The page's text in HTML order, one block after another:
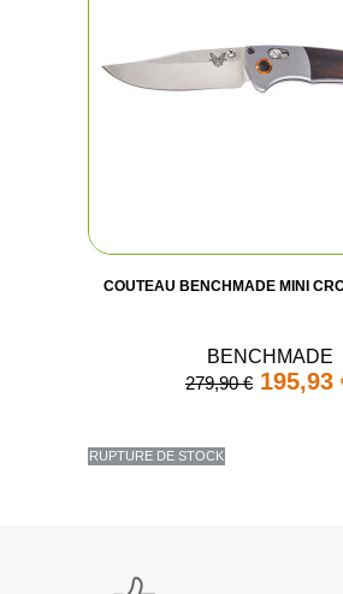
COUTEAU BENCHMADE MINI
BENCHMADE
279,90 € 195,93
RUPTURE DE STOCK